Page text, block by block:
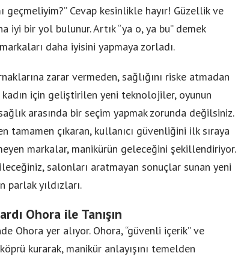
Cevap kesinlikle hayır! Güzellik ve
bir yol bulunur. Artık “ya o, ya bu” demek
daha iyisini yapmaya zorladı.
zarar vermeden, sağlığını riske atmadan
için geliştirilen yeni teknolojiler, oyunun
arasında bir seçim yapmak zorunda değilsiniz.
çıkaran, kullanıcı güvenliğini ilk sıraya
markalar, manikürün geleceğini şekillendiriyor.
salonları aratmayan sonuçlar sunan yeni
parlak yıldızları.
Ohora ile Tanışın
yer alıyor. Ohora, “güvenli içerik” ve
kurarak, manikür anlayışını temelden
Siber Casusluğun Yeni Yüzü